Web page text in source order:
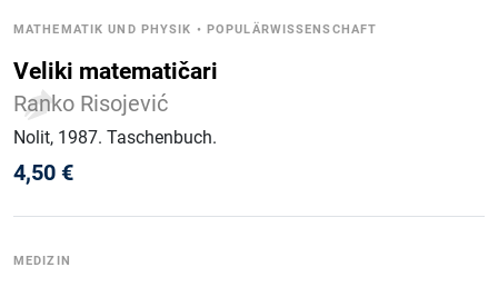
MATHEMATIK UND PHYSIK • POPULÄRWISSENSCHAFT
Veliki matematičari
Ranko Risojević
Nolit, 1987. Taschenbuch.
4,50 €
MEDIZIN